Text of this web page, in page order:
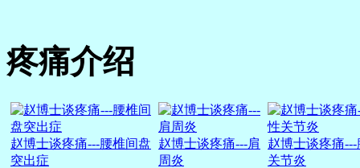
疼痛介绍
赵博士谈疼痛---腰椎间盘
突出症
赵博士谈疼痛---肩
周炎
赵博士谈疼痛
关节炎